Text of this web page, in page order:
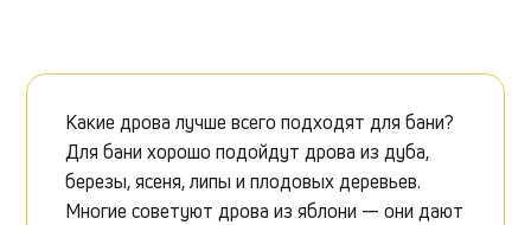
Какие дрова лучше всего подходят для бани?
Для бани хорошо подойдут дрова из дуба,
березы, ясеня, липы и плодовых деревьев.
Многие советуют дрова из яблони — они дают